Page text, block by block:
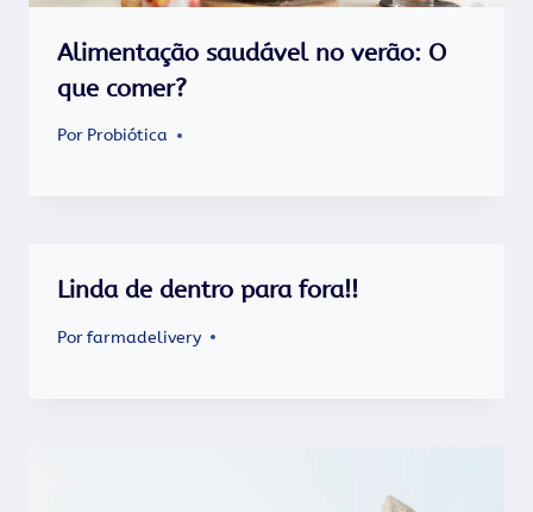
Alimentação saudável no verão: O
que comer?
Por Probiótica
Linda de dentro para fora!!
Porfarmadelivery